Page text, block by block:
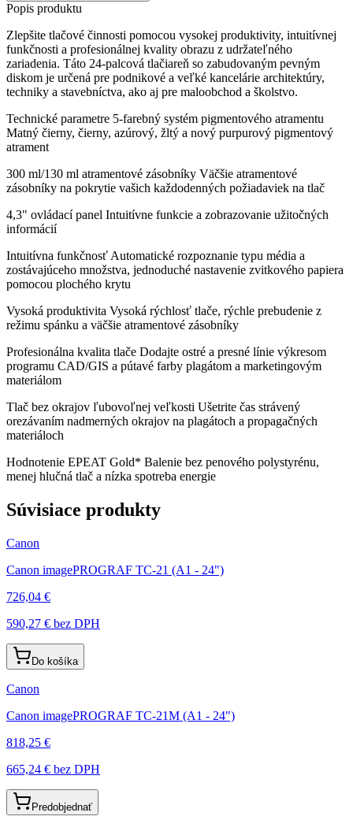
Popis produktu
Zlepšite tlačové činnosti pomocou vysokej produktivity, intuitívnej
funkčnosti a profesionálnej kvality obrazu z udržateľného
zariadenia. Táto 24-palcová tlačiareň so zabudovaným pevným
diskom je určená pre podnikové a veľké kancelárie architektúry,
techniky a stavebníctva, ako aj pre maloobchod a školstvo.
Technické parametre 5-farebný systém pigmentového atramentu
Matný čierny, čierny, azúrový, žltý a nový purpurový pigmentový
atrament
300 ml/130 ml atramentové zásobníky Väčšie atramentové
zásobníky na pokrytie vašich každodenných požiadaviek na tlač
4,3" ovládací panel Intuitívne funkcie a zobrazovanie užitočných
informácií
Intuitívna funkčnosť Automatické rozpoznanie typu média a
zostávajúceho množstva, jednoduché nastavenie zvitkového papiera
pomocou plochého krytu
Vysoká produktivita Vysoká rýchlosť tlače, rýchle prebudenie z
režimu spánku a väčšie atramentové zásobníky
Profesionálna kvalita tlače Dodajte ostré a presné línie výkresom
programu CAD/GIS a pútavé farby plagátom a marketingovým
materiálom
Tlač bez okrajov ľubovoľnej veľkosti Ušetrite čas strávený
orezávaním nadmerných okrajov na plagátoch a propagačných
materiáloch
Hodnotenie EPEAT Gold* Balenie bez penového polystyrénu,
menej hlučná tlač a nízka spotreba energie
Súvisiace produkty
Canon
Canon imagePROGRAF TC-21 (A1 - 24")
726,04 €
590,27 € bez DPH
Do košíka
Canon
Canon imagePROGRAF TC-21M (A1 - 24")
818,25 €
665,24 € bez DPH
Predobjednať